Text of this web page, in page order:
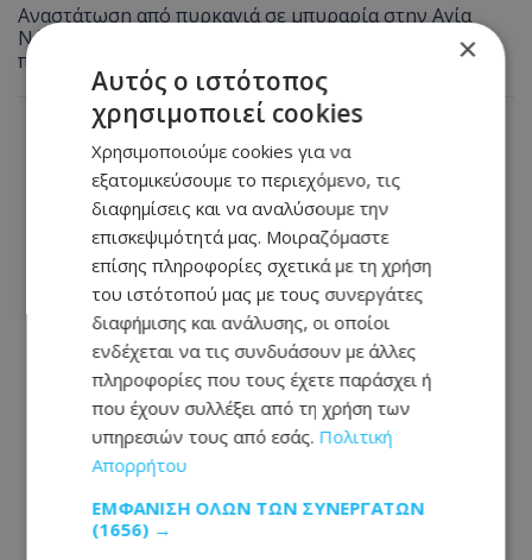
Αναστάτωση από πυρκαγιά σε μπυραρία στην Αγία
Νάπα τα ξημερώματα - Την έσβησαν οι ιδιοκτήτες
πριν φτάσει η Πυροσβεστική
×
Αυτός ο ιστότοπος
χρησιμοποιεί cookies
Χρησιμοποιούμε cookies για να
εξατομικεύσουμε το περιεχόμενο, τις
διαφημίσεις και να αναλύσουμε την
επισκεψιμότητά μας. Μοιραζόμαστε
επίσης πληροφορίες σχετικά με τη χρήση
του ιστότοπού μας με τους συνεργάτες
διαφήμισης και ανάλυσης, οι οποίοι
ενδέχεται να τις συνδυάσουν με άλλες
πληροφορίες που τους έχετε παράσχει ή
που έχουν συλλέξει από τη χρήση των
υπηρεσιών τους από εσάς. Πολιτική
Απορρήτου
ΕΜΦΆΝΙΣΗ ΌΛΩΝ ΤΩΝ ΣΥΝΕΡΓΑΤΏΝ
(1656) →